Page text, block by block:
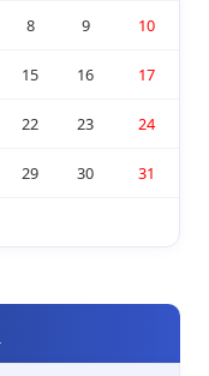
8 9 10
15 16 17
22 23 24
29 30 31